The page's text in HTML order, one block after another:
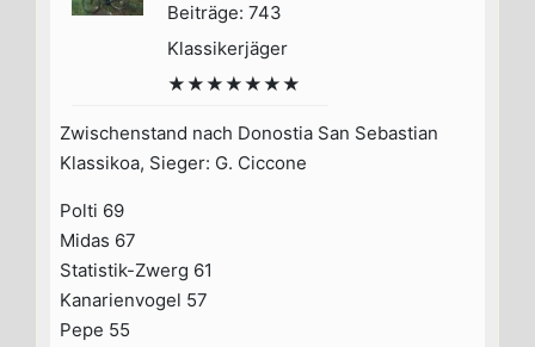
Beiträge: 743
Klassikerjäger
★★★★★★★
Zwischenstand nach Donostia San Sebastian
Klassikoa, Sieger: G. Ciccone
Polti 69
Midas 67
Statistik-Zwerg 61
Kanarienvogel 57
Pepe 55